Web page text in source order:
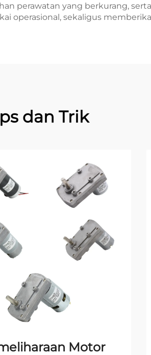
perawatan yang berkurang,
operasional, sekaligus
dan Trik
Motor